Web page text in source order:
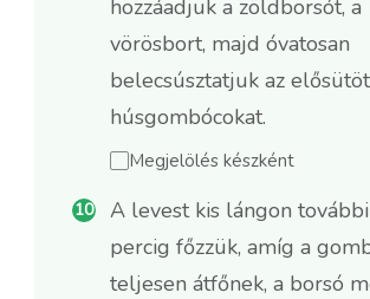
hozzáadjuk a zöldborsót, a
vörösbort, majd óvatosan
belecsúsztatjuk az
húsgombócokat.
Megjelölés készként
A levest kis lángon
percig főzzük, amíg a
teljesen átfőnek, a borsó